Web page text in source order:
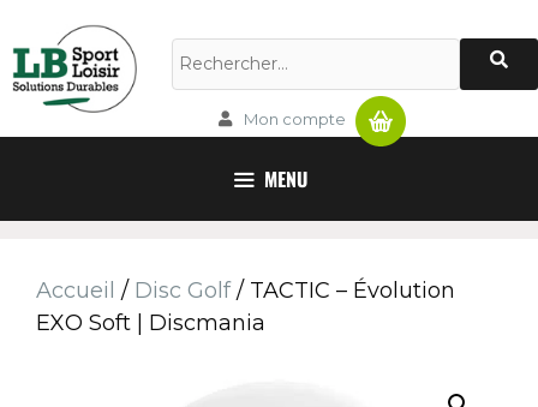
Mon compte Panier
MENU
Accueil / Disc Golf/ TACTIC – Évolution
EXO Soft | Discmania